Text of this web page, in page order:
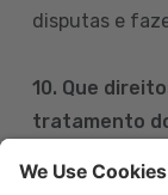
disputas e
10. Que
tratamento